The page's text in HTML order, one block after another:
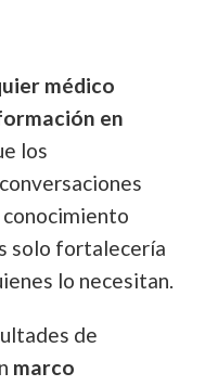
médico
en
los
solo fortalecería
lo necesitan.
de
marco